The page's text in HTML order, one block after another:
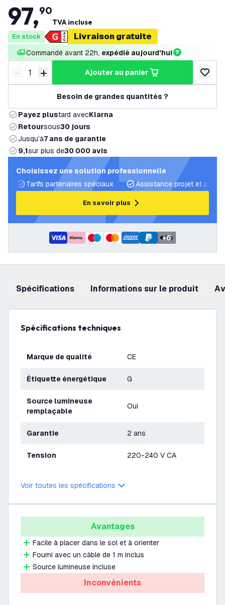
97,90
TVA incluse
En stock Livraison gratuite
Commandé avant 22h, expédié aujourd'hui
Diminuer la quantité
- Augmenter la quantité
+ ajouter au panier
Besoin de grandes quantités ?
Payez plustard avecKlarna
Retoursous30 jours
Jusqu’à7 ans de garantie
9,1sur plus de30 000 avis
Choisissez une solution professionnelle
Tarifs partenaires spéciaux
Assistance projet et plans
En savoir plus
+6
Spécifications Informations sur le produit
Spécifications techniques
Marque de qualité CE
Étiquette énergétique G
Source lumineuse
remplaçable
Oui
Garantie 2 ans
Tension 220-240 V CA
Voir toutes les spécifications
Avantages
Facile à placer dans le sol et à orienter
Fourni avec un câble de 1 m inclus
Source lumineuse incluse
Inconvénients